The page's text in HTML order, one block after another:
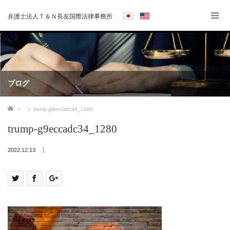
弁護士法人Ｔ＆Ｎ長友国際法律事務所
ブログ
ホーム trump-g9eccadc34_1280
trump-g9eccadc34_1280
2022.12.13